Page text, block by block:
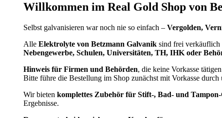
Willkommen im Real Gold Shop von
Selbst galvanisieren war noch nie so einfach – Vergolden,
Alle Elektrolyte von Betzmann Galvanik sind frei verkäuflich
Nebengewerbe, Schulen, Universitäten, TH, IHK oder
Hinweis für Firmen und Behörden, die keine Vorkasse
Bitte führe die Bestellung im Shop zunächst mit Vorkasse durch
Wir bieten komplettes Zubehör für Stift-, Bad- und
Ergebnisse.